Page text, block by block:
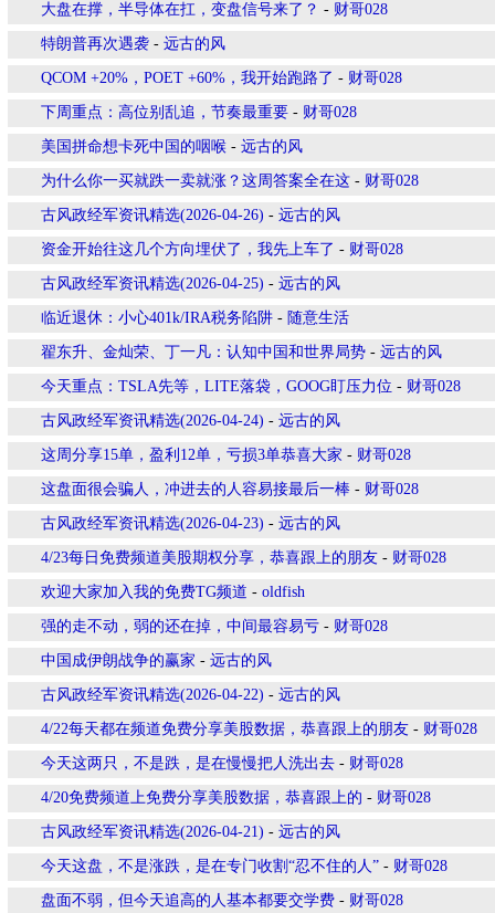
大盘在撑，半导体在扛，变盘信号来了？ - 财哥028
特朗普再次遇袭 - 远古的风
QCOM +20%，POET +60%，我开始跑路了 - 财哥028
下周重点：高位别乱追，节奏最重要 - 财哥028
美国拼命想卡死中国的咽喉 - 远古的风
为什么你一买就跌一卖就涨？这周答案全在这 - 财哥028
古风政经军资讯精选(2026-04-26) - 远古的风
资金开始往这几个方向埋伏了，我先上车了 - 财哥028
古风政经军资讯精选(2026-04-25) - 远古的风
临近退休：小心401k/IRA税务陷阱 - 随意生活
翟东升、金灿荣、丁一凡：认知中国和世界局势 - 远古的风
今天重点：TSLA先等，LITE落袋，GOOG盯压力位 - 财哥028
古风政经军资讯精选(2026-04-24) - 远古的风
这周分享15单，盈利12单，亏损3单恭喜大家 - 财哥028
这盘面很会骗人，冲进去的人容易接最后一棒 - 财哥028
古风政经军资讯精选(2026-04-23) - 远古的风
4/23每日免费频道美股期权分享，恭喜跟上的朋友 - 财哥028
欢迎大家加入我的免费TG频道 - oldfish
强的走不动，弱的还在掉，中间最容易亏 - 财哥028
中国成伊朗战争的赢家 - 远古的风
古风政经军资讯精选(2026-04-22) - 远古的风
4/22每天都在频道免费分享美股数据，恭喜跟上的朋友 - 财哥028
今天这两只，不是跌，是在慢慢把人洗出去 - 财哥028
4/20免费频道上免费分享美股数据，恭喜跟上的 - 财哥028
古风政经军资讯精选(2026-04-21) - 远古的风
今天这盘，不是涨跌，是在专门收割“忍不住的人” - 财哥028
盘面不弱，但今天追高的人基本都要交学费 - 财哥028